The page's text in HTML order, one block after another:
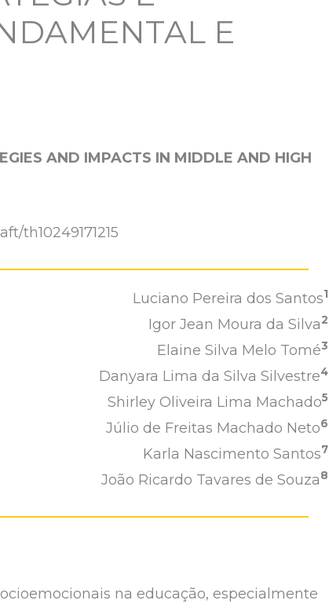
E
AND IMPACTS IN MIDDLE AND HIGH
th10249171215
Luciano Pereira dos Santos1
Igor Jean Moura da Silva2
Elaine Silva Melo Tomé3
Danyara Lima da Silva Silvestre4
Shirley Oliveira Lima Machado5
Júlio de Freitas Machado Neto6
Karla Nascimento Santos7
João Ricardo Tavares de Souza8
na educação, especialmente